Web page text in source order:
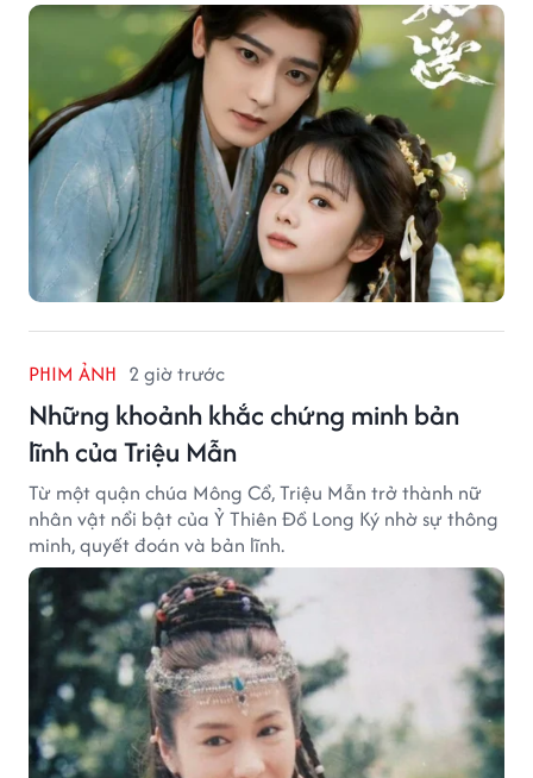
PHIM ẢNH 2 giờ trước
Những khoảnh khắc chứng minh bản
lĩnh của Triệu Mẫn
Từ một quận chúa Mông Cổ, Triệu Mẫn trở thành nữ
nhân vật nổi bật của Ỷ Thiên Đồ Long Ký nhờ sự thông
minh, quyết đoán và bản lĩnh.